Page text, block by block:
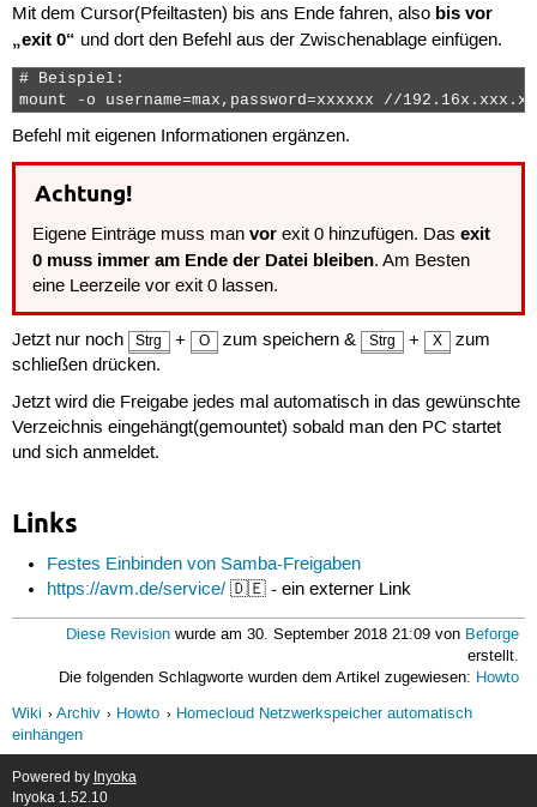
Mit dem Cursor(Pfeiltasten) bis ans Ende fahren, also bis vor
„exit 0“ und dort den Befehl aus der Zwischenablage einfügen.
# Beispiel:
mount -o username=max,password=xxxxxx //
Befehl mit eigenen Informationen ergänzen.
Achtung!
Eigene Einträge muss manvor exit 0 hinzufügen. Dasexit
0 muss immer am Ende der Datei bleiben. Am Besten
eine Leerzeile vor exit 0 lassen.
Jetzt nur noch Strg + O zum speichern & Strg + X
zum
schließen drücken.
Jetzt wird die Freigabe jedes mal automatisch in das gewünschte
Verzeichnis eingehängt(gemountet) sobald man den PC startet
und sich anmeldet.
Links
Festes Einbinden von Samba-Freigaben
https://avm.de/service/ 🇩🇪 - ein externer Link
Diese Revision wurde am 30. September 2018 21:09 von Beforge
erstellt.
Die folgenden Schlagworte wurden dem Artikel zugewiesen: Howto
Wiki
Archiv Howto
Homecloud Netzwerkspeicher automatisch
einhängen
Powered by Inyoka
Inyoka 1.52.10